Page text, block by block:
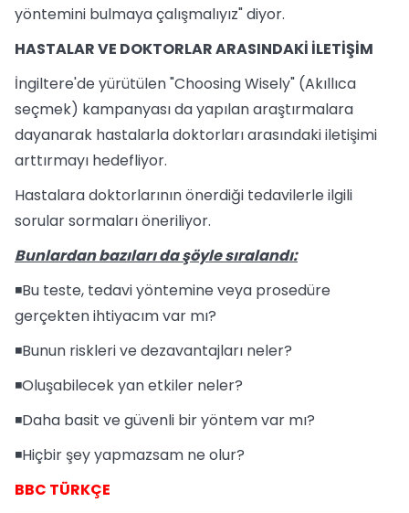
yöntemini bulmaya çalışmalıyız" diyor.
HASTALAR VE DOKTORLAR ARASINDAKİ İLETİŞİM
İngiltere'de yürütülen "Choosing Wisely" (Akıllıca
seçmek) kampanyası da yapılan araştırmalara
dayanarak hastalarla doktorları arasındaki iletişimi
arttırmayı hedefliyor.
Hastalara doktorlarının önerdiği tedavilerle ilgili
sorular sormaları öneriliyor.
Bunlardan bazıları da şöyle sıralandı:
◾Bu teste, tedavi yöntemine veya prosedüre
gerçekten ihtiyacım var mı?
◾Bunun riskleri ve dezavantajları neler?
◾Oluşabilecek yan etkiler neler?
◾Daha basit ve güvenli bir yöntem var mı?
◾Hiçbir şey yapmazsam ne olur?
BBC TÜRKÇE